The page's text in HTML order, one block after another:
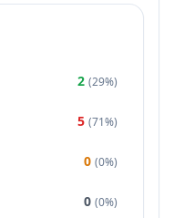
2 (29%)
5 (71%)
0 (0%)
0 (0%)